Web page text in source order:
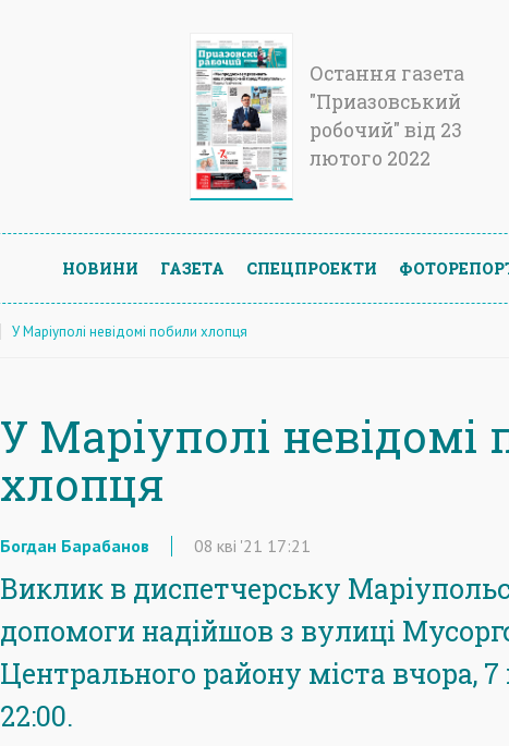
Остання газета
"Приазовський
робочий" від 23
лютого 2022
НОВИНИ ГАЗЕТА СПЕЦПРОЕКТИ
У Маріуполі невідомі побили хлопця
У Маріуполі невідомі
хлопця
Богдан Барабанов 08 кві '21 17:21
Виклик в диспетчерську
допомоги надійшов з вулиці
Центрального району міста вчора, 7
22:00.